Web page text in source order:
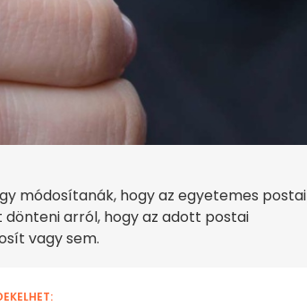
módosítanák, hogy az egyetemes postai
arról, hogy az adott postai
vagy sem.